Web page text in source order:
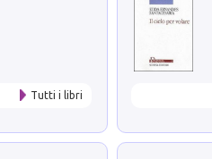
Tutti i libri